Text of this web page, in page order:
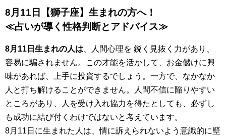
8月11日【獅子座】生まれの方へ！
≪占いが導く性格判断とアドバイス≫
8月11日生まれの人は 、人間心理を 鋭く見抜く力があり、
容易に騙されません。この才能を活かして、お金儲けに興
味があれば、上手に投資するでしょう。一方で、なかなか
人と打ち解けることができません。人間不信に陥りやすい
ところがあり、人を受け入れ協力を得たとしても、必ずし
も成功に結び付くわけではないと考えています。
8月11日に生まれた人は、情に訴えられないよう意識的に壁